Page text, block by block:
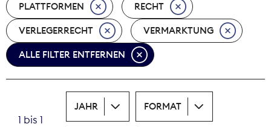
Nova Award
Pressefreiheit
Print
Recht
PLATTFORMEN RECHT
VERLEGERRECHT VERMARKTUNG
ALLE FILTER ENTFERNEN
1 bis 1
JAHR FORMAT